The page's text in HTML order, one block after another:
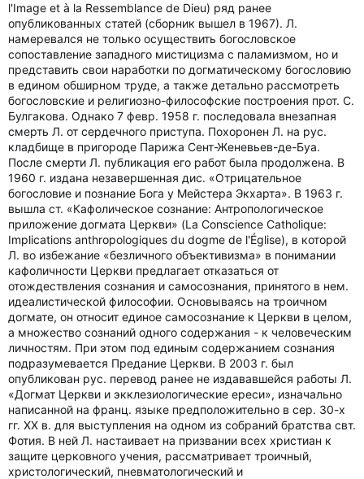
l'Image et à la Ressemblance de Dieu) ряд ранее
опубликованных статей (сборник вышел в 1967). Л.
намеревался не только осуществить богословское
сопоставление западного мистицизма с паламизмом, но и
представить свои наработки по догматическому богословию
в едином обширном труде, а также детально рассмотреть
богословские и религиозно-философские построения прот. С.
Булгакова. Однако 7 февр. 1958 г. последовала внезапная
смерть Л. от сердечного приступа. Похоронен Л. на рус.
кладбище в пригороде Парижа Сент-Женевьев-де-Буа.
После смерти Л. публикация его работ была продолжена. В
1960 г. издана незавершенная дис. «Отрицательное
богословие и познание Бога у Мейстера Экхарта». В 1963 г.
вышла ст. «Кафолическое сознание: Антропологическое
приложение догмата Церкви» (La Conscience Catholique:
Implications anthropologiques du dogme de l'Église), в которой
Л. во избежание «безличного объективизма» в понимании
кафоличности Церкви предлагает отказаться от
отождествления сознания и самосознания, принятого в нем.
идеалистической философии. Основываясь на троичном
догмате, он относит единое самосознание к Церкви в целом,
а множество сознаний одного содержания - к человеческим
личностям. При этом под единым содержанием сознания
подразумевается Предание Церкви. В 2003 г. был
опубликован рус. перевод ранее не издававшейся работы Л.
«Догмат Церкви и экклезиологические ереси», изначально
написанной на франц. языке предположительно в сер. 30-х
гг. XX в. для выступления на одном из собраний братства свт.
Фотия. В ней Л. настаивает на призвании всех христиан к
защите церковного учения, рассматривает троичный,
христологический, пневматологический и